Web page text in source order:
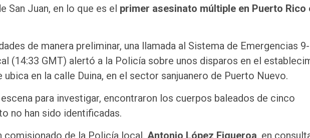
San Juan, en lo que es el primer asesinato múltiple en Puerto Rico
de manera preliminar, una llamada al Sistema de Emergencias
(14:33 GMT) alertó a la Policía sobre unos disparos en el
en la calle Duina, en el sector sanjuanero de Puerto Nuevo.
para investigar, encontraron los cuerpos baleados de cinco
no han sido identificadas.
comisionado de la Policía local, Antonio López Figueroa, en